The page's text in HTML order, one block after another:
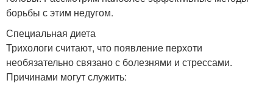
борьбы с этим недугом.
Специальная диета
Трихологи считают, что появление перхоти
необязательно связано с болезнями и стрессами.
Причинами могут служить: